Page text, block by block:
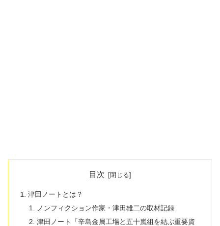
目次
津田ノートとは？
ノンフィクション作家・津田雄二の取材記録
津田ノート「辛島金属工場と五十嵐組を結ぶ重要資